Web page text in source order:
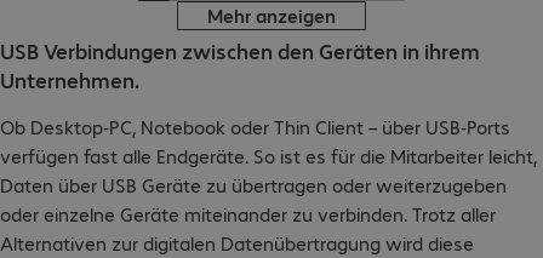
Mehr anzeigen
USB Verbindungen zwischen den Geräten in ihrem
Unternehmen.
Ob Desktop-PC, Notebook oder Thin Client – über USB-Ports
verfügen fast alle Endgeräte. So ist es für die Mitarbeiter leicht,
Daten über USB Geräte zu übertragen oder weiterzugeben
oder einzelne Geräte miteinander zu verbinden. Trotz aller
Alternativen zur digitalen Datenübertragung wird diese